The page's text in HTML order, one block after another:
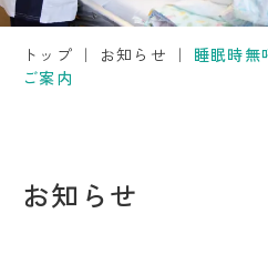
トップ ｜ お知らせ ｜
睡眠時無
ご案内
お知らせ